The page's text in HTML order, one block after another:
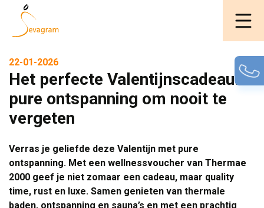
22-01-2026
Het perfecte Valentijnscadeau:
pure ontspanning om nooit te
vergeten
Verras je geliefde deze Valentijn met pure
ontspanning. Met een wellnessvoucher van Thermae
2000 geef je niet zomaar een cadeau, maar quality
time, rust en luxe. Samen genieten van thermale
baden, ontspanning en sauna’s en met een prachtig